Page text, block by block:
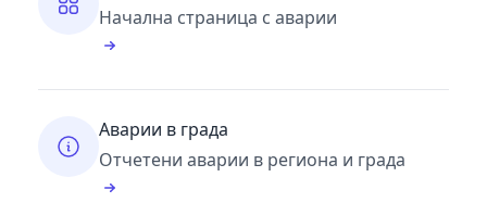
Начална страница с аварии
Аварии в града
Отчетени аварии в региона и града